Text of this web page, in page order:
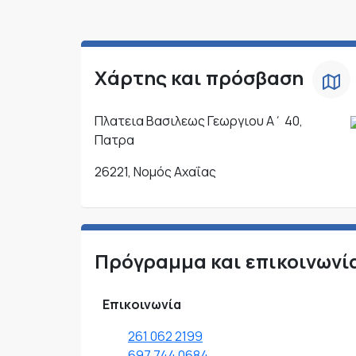
Χάρτης και πρόσβαση
Πλατεια Βασιλεως Γεωργιου Α΄ 40,
Πατρα
26221, Νομός Αχαΐας
Πρόγραμμα και
Επικοινωνία
261 062 2199